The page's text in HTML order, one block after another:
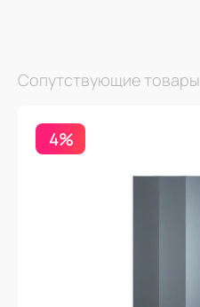
Сопутствующие товары
4%